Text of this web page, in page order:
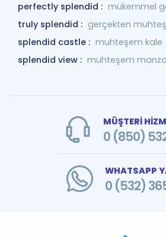
perfectly splendid : mükemmel
truly splendid : gerçekten
splendid castle : muhteşem kale
splendid view : muhteşem
MÜŞTERİ
0 (850)
WHATSAPP
0 (532)